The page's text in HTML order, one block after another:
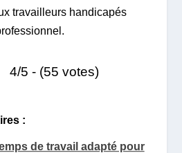
travailleurs handicapés
4/5 - (55 votes)
:
de travail adapté pour